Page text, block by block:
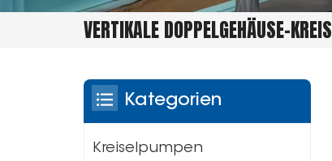
VERTIKALE DOPPELGEHÄUSE-
Kategorien
Kreiselpumpen